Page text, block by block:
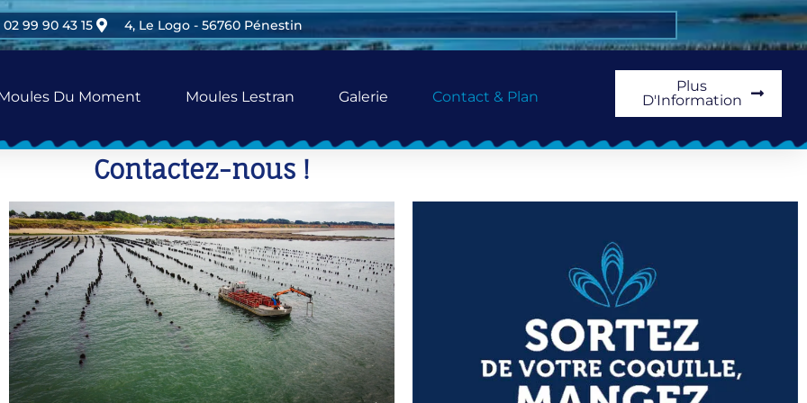
02 99 90 43 15 4, Le Logo - 56760 Pénestin
Du Moment Moules Lestran Galerie Contact & Plan
Plus
D'Information
Contactez-nous !